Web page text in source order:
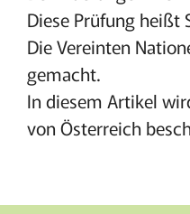
Diese Prüfung heißt
Die Vereinten
gemacht.
In diesem Artikel
von Österreich